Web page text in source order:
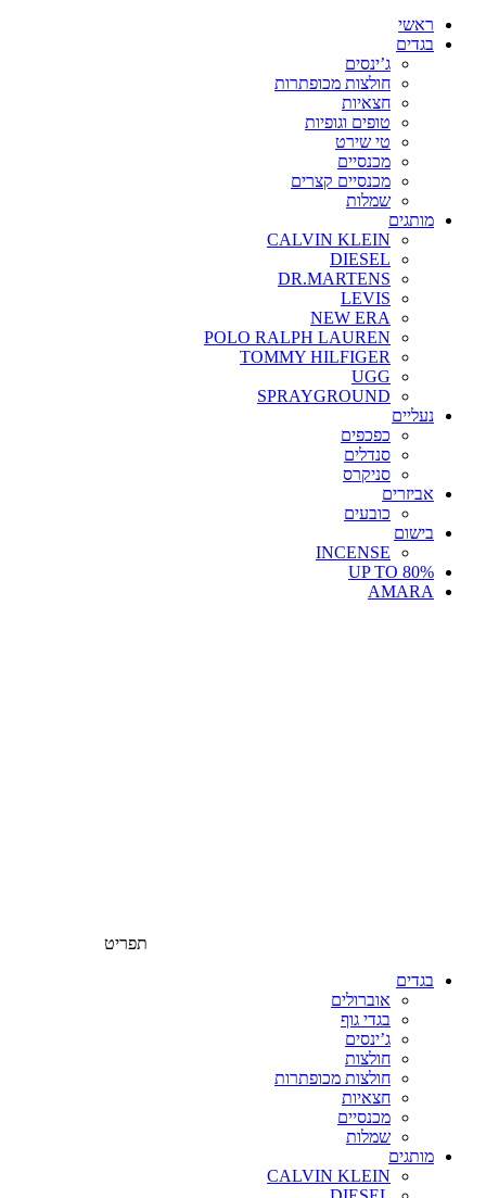
ראשי
בגדים
ג’ינסים
חולצות מכופתרות
חצאיות
טופים וגופיות
טי שירט
מכנסיים
מכנסיים קצרים
שמלות
מותגים
CALVIN KLEIN
DIESEL
DR.MARTENS
LEVIS
NEW ERA
POLO RALPH LAUREN
TOMMY HILFIGER
UGG
SPRAYGROUND
נעליים
כפכפים
סנדלים
סניקרס
אביזרים
כובעים
בישום
INCENSE
UP TO 80%
AMARA
תפריט
בגדים
אוברולים
בגדי גוף
ג’ינסים
חולצות
חולצות מכופתרות
חצאיות
מכנסיים
שמלות
מותגים
CALVIN KLEIN